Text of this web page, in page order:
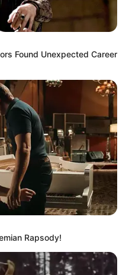
Found Unexpected Career
Rapsody!